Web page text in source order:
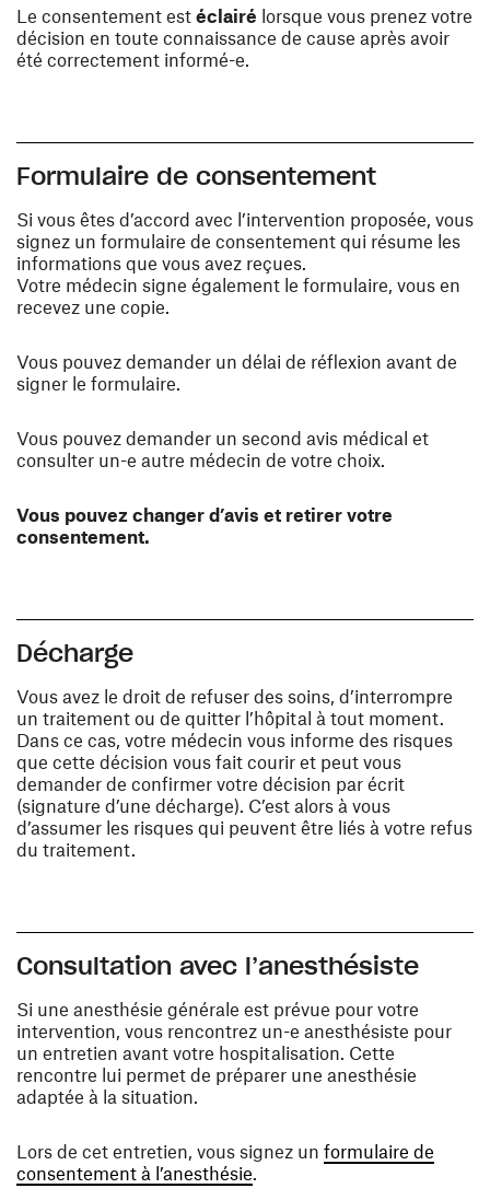
Le consentement est éclairé lorsque vous prenez votre
décision en toute connaissance de cause après avoir
été correctement informé-e.
Formulaire de consentement
Si vous êtes d’accord avec l’intervention proposée, vous
signez un formulaire de consentement qui résume les
informations que vous avez reçues.
Votre médecin signe également le formulaire, vous en
recevez une copie.
Vous pouvez demander un délai de réflexion avant de
signer le formulaire.
Vous pouvez demander un second avis médical et
consulter un-e autre médecin de votre choix.
Vous pouvez changer d’avis et retirer votre
consentement.
Décharge
Vous avez le droit de refuser des soins, d’interrompre
un traitement ou de quitter l’hôpital à tout moment.
Dans ce cas, votre médecin vous informe des risques
que cette décision vous fait courir et peut vous
demander de confirmer votre décision par écrit
(signature d’une décharge). C’est alors à vous
d’assumer les risques qui peuvent être liés à votre refus
du traitement.
Consultation avec l’anesthésiste
Si une anesthésie générale est prévue pour votre
intervention, vous rencontrez un-e anesthésiste pour
un entretien avant votre hospitalisation. Cette
rencontre lui permet de préparer une anesthésie
adaptée à la situation.
Lors de cet entretien, vous signez un formulaire de
consentement à l’anesthésie.